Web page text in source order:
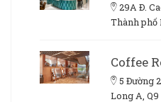
29A Đ.
Thành phố
Coffee
5 Đường
Long A, Q9